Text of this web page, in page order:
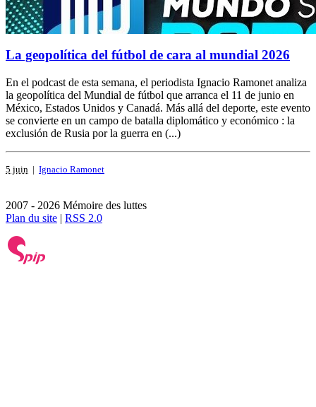
La geopolítica del fútbol de cara al mundial 2026
En el podcast de esta semana, el periodista Ignacio Ramonet analiza
la geopolítica del Mundial de fútbol que arranca el 11 de junio en
México, Estados Unidos y Canadá. Más allá del deporte, este evento
se convierte en un campo de batalla diplomático y económico : la
exclusión de Rusia por la guerra en (...)
5 juin | Ignacio Ramonet
2007 - 2026 Mémoire des luttes
Plan du site | RSS 2.0